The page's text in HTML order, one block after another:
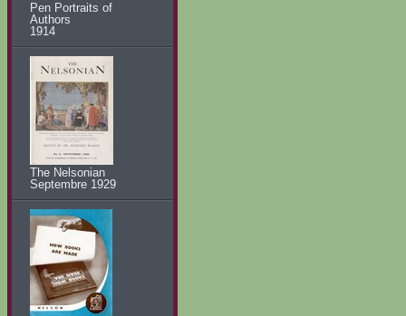
Pen Portraits of
Authors
1914
The Nelsonian
Septembre 1929